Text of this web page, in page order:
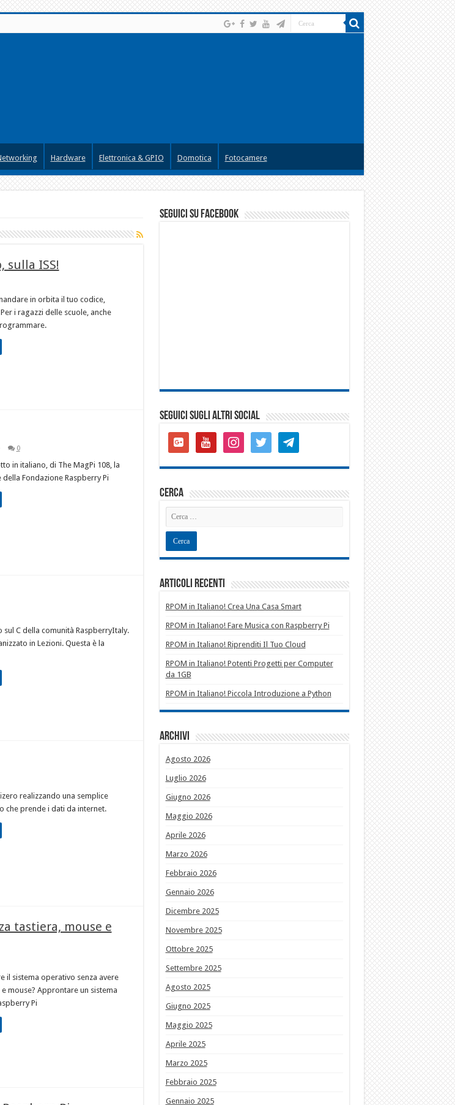
Hardware Elettronica & GPIO Domotica Fotocamere
sulla ISS!
in orbita il tuo codice,
i ragazzi delle scuole, anche
0
in italiano, di The MagPi 108, la
Fondazione Raspberry Pi
sul C della comunità RaspberryItaly.
in Lezioni. Questa è la
realizzando una semplice
che prende i dati da internet.
tastiera, mouse e
il sistema operativo senza avere
mouse? Approntare un sistema
Pi
seguici su facebook
SEGUICI SUGLI ALTRI SOCIAL
google-
plus-
youtube instagramtwitter telegram
cerca
Articoli recenti
RPOM in Italiano! Crea Una Casa Smart
RPOM in Italiano! Fare Musica con Raspberry Pi
RPOM in Italiano! Riprenditi Il Tuo Cloud
RPOM in Italiano! Potenti Progetti per Computer
da 1GB
RPOM in Italiano! Piccola Introduzione a Python
Archivi
Agosto 2026
Luglio 2026
Giugno 2026
Maggio 2026
Aprile 2026
Marzo 2026
Febbraio 2026
Gennaio 2026
Dicembre 2025
Novembre 2025
Ottobre 2025
Settembre 2025
Agosto 2025
Giugno 2025
Maggio 2025
Aprile 2025
Marzo 2025
Febbraio 2025
Gennaio 2025